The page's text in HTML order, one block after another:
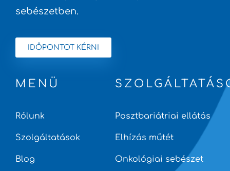
sebészetben.
IDŐPONTOT KÉRNI
MENÜ
Rólunk
Szolgáltatások
Blog
Posztbariátriai ellátás
Elhízás műtét
Onkológiai sebészet